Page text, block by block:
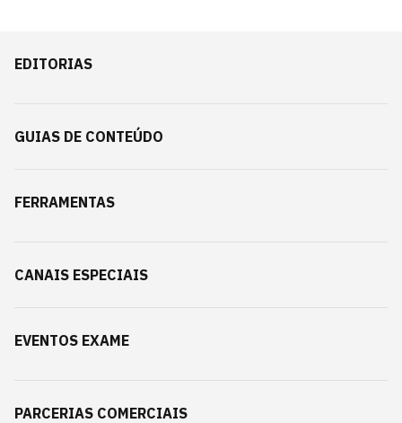
EDITORIAS
GUIAS DE CONTEÚDO
FERRAMENTAS
CANAIS ESPECIAIS
EVENTOS EXAME
PARCERIAS COMERCIAIS